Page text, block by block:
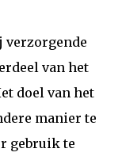
verzorgende
van het
doel van het
manier te
gebruik te